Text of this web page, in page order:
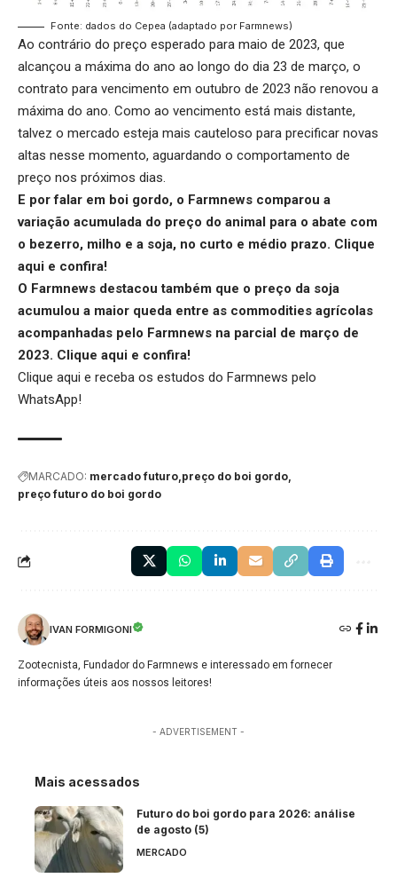
Fonte: dados do Cepea (adaptado por Farmnews)
Ao contrário do preço esperado para maio de 2023, que
alcançou a máxima do ano ao longo do dia 23 de março, o
contrato para vencimento em outubro de 2023 não renovou a
máxima do ano. Como ao vencimento está mais distante,
talvez o mercado esteja mais cauteloso para precificar novas
altas nesse momento, aguardando o comportamento de
preço nos próximos dias.
E por falar em boi gordo, o Farmnews comparou a
variação acumulada do preço do animal para o abate com
o bezerro, milho e a soja, no curto e médio prazo. Clique
aqui e confira!
O Farmnews destacou também que o preço da soja
acumulou a maior queda entre as commodities agrícolas
acompanhadas pelo Farmnews na parcial de março de
2023. Clique aqui e confira!
Clique aqui e receba os estudos do Farmnews pelo
WhatsApp!
MARCADO: mercado futuro preço do boi gordo
preço futuro do boi gordo
IVAN FORMIGONI
Zootecnista, Fundador do Farmnews e interessado em fornecer
informações úteis aos nossos leitores!
- ADVERTISEMENT -
Mais acessados
Futuro do boi gordo para 2026: análise
de agosto (5)
MERCADO